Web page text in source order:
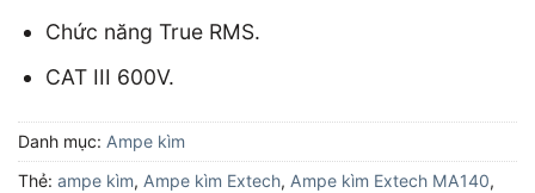
Chức năng True RMS.
CAT III 600V.
Danh mục: Ampe kìm
Thẻ: ampe kìm, Ampe kìm Extech, Ampe kìm Extech MA140,